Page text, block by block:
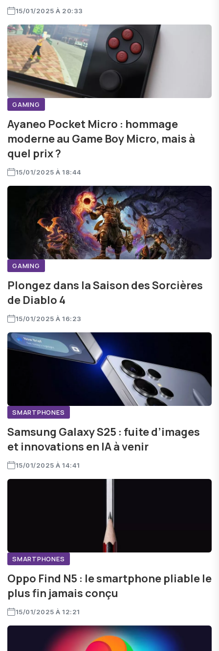
15/01/2025 À 20:33
GAMING
Ayaneo Pocket Micro : hommage
moderne au Game Boy Micro, mais à
quel prix ?
15/01/2025 À 18:44
GAMING
Plongez dans la Saison des Sorcières
de Diablo 4
15/01/2025 À 16:23
SMARTPHONES
Samsung Galaxy S25 : fuite d’images
et innovations en IA à venir
15/01/2025 À 14:41
SMARTPHONES
Oppo Find N5 : le smartphone pliable le
plus fin jamais conçu
15/01/2025 À 12:21